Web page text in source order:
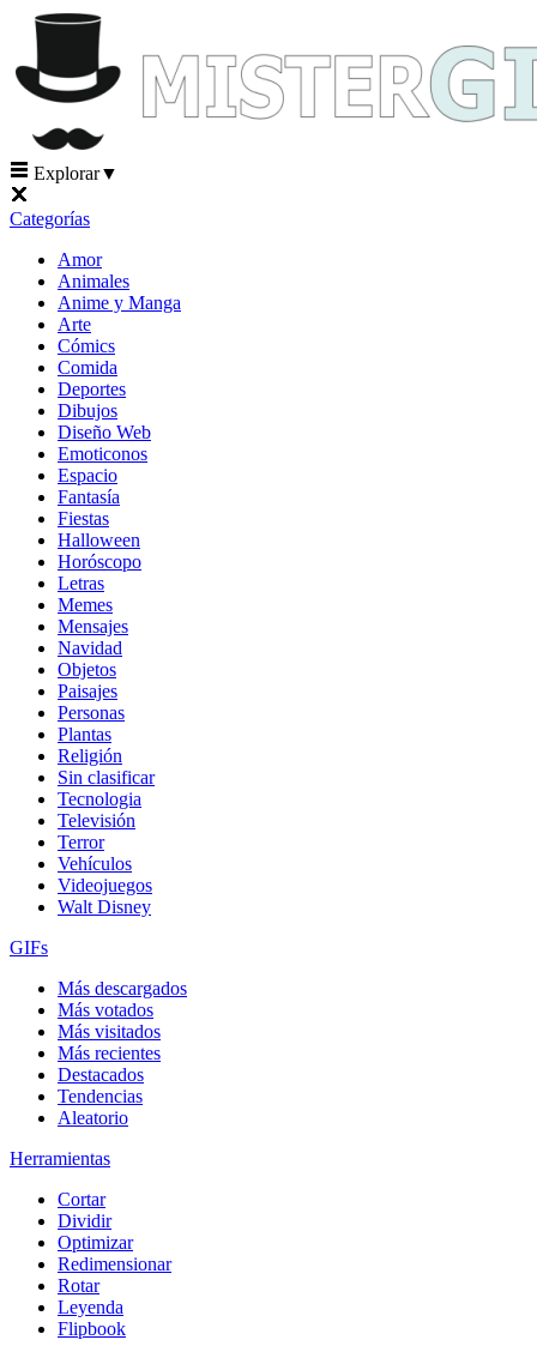
Explorar▼
Categorías
Amor
Animales
Anime y Manga
Arte
Cómics
Comida
Deportes
Dibujos
Diseño Web
Emoticonos
Espacio
Fantasía
Fiestas
Halloween
Horóscopo
Letras
Memes
Mensajes
Navidad
Objetos
Paisajes
Personas
Plantas
Religión
Sin clasificar
Tecnologia
Televisión
Terror
Vehículos
Videojuegos
Walt Disney
GIFs
Más descargados
Más votados
Más visitados
Más recientes
Destacados
Tendencias
Aleatorio
Herramientas
Cortar
Dividir
Optimizar
Redimensionar
Rotar
Leyenda
Flipbook